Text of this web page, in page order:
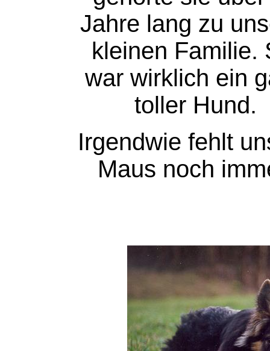
Jahre lang zu
kleinen Familie.
war wirklich ein
toller Hund.
Irgendwie fehlt
Maus noch